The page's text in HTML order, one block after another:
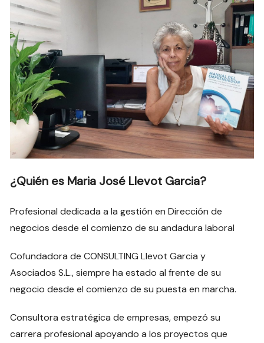
¿Quién es Maria José Llevot Garcia?
Profesional dedicada a la gestión en Dirección de
negocios desde el comienzo de su andadura laboral
Cofundadora de CONSULTING Llevot Garcia y
Asociados S.L., siempre ha estado al frente de su
negocio desde el comienzo de su puesta en marcha.
Consultora estratégica de empresas, empezó su
carrera profesional apoyando a los proyectos que